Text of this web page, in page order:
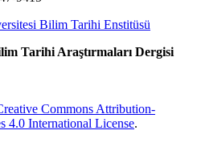
Bilim Tarihi Enstitüsü
Tarihi Araştırmaları Dergisi
Commons Attribution-
4.0 International License.